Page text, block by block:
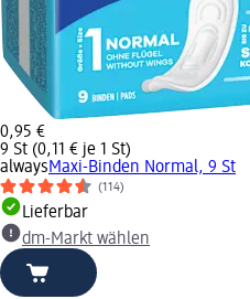
0,95 €
9 St (0,11 € je 1 St)
alwaysMaxi-Binden Normal, 9 St
(114)
Lieferbar
dm-Markt wählen